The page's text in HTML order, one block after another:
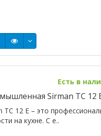
Есть в
Sirman TC 12
TC 12 Е – это
на кухне. С е..